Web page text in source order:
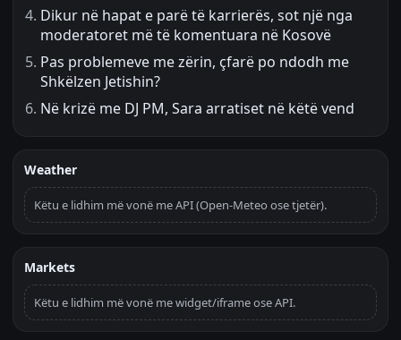
Dikur në hapat e parë të karrierës, sot një nga
moderatoret më të komentuara në Kosovë
Pas problemeve me zërin, çfarë po ndodh me
Shkëlzen Jetishin?
Në krizë me DJ PM, Sara arratiset në këtë vend
Weather
Këtu e lidhim më vonë me API (Open-Meteo ose tjetër).
Markets
Këtu e lidhim më vonë me widget/iframe ose API.